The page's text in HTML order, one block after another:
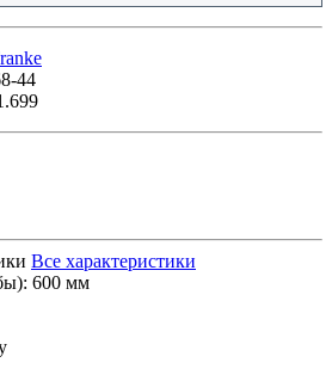
44
Все характеристики
600 мм